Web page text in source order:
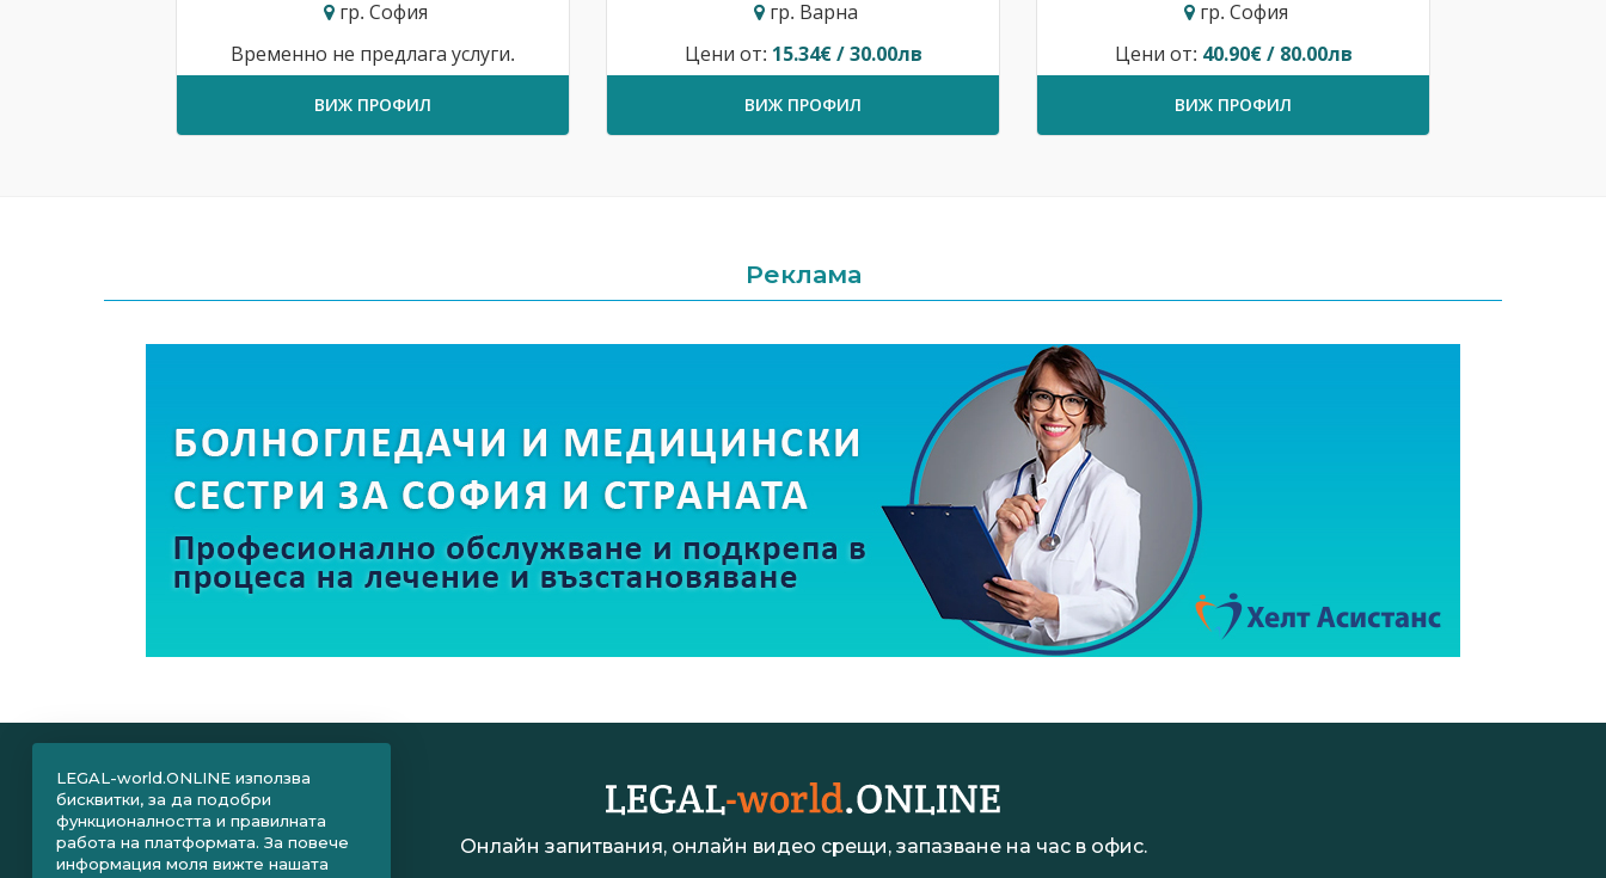
гр. София
Временно не предлага услуги.
ВИЖ ПРОФИЛ
гр. Варна
Цени от: 15.34€ / 30.00лв
ВИЖ ПРОФИЛ
гр. София
Цени от: 40.90€ / 80.00лв
ВИЖ ПРОФИЛ
Реклама
Онлайн запитвания, онлайн видео срещи, запазване на час в офис.
LEGAL-world.ONLINE използва
бисквитки, за да подобри
функционалността и правилната
работа на платформата. За повече
информация моля вижте нашата